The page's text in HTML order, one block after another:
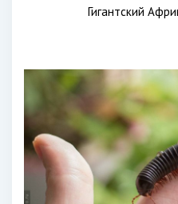
Гигантский